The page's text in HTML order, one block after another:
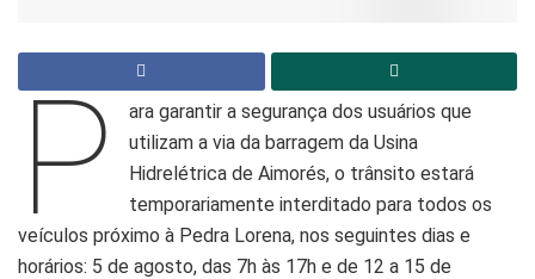
P
ara garantir a segurança dos usuários que
utilizam a via da barragem da Usina
Hidrelétrica de Aimorés, o trânsito estará
temporariamente interditado para todos os
veículos próximo à Pedra Lorena, nos seguintes dias e
horários: 5 de agosto, das 7h às 17h e de 12 a 15 de